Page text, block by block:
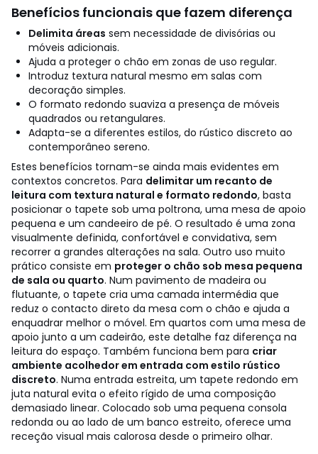
Benefícios funcionais que fazem diferença
Delimita áreas sem necessidade de divisórias ou
móveis adicionais.
Ajuda a proteger o chão em zonas de uso regular.
Introduz textura natural mesmo em salas com
decoração simples.
O formato redondo suaviza a presença de móveis
quadrados ou retangulares.
Adapta-se a diferentes estilos, do rústico discreto ao
contemporâneo sereno.
Estes benefícios tornam-se ainda mais evidentes em
contextos concretos. Para delimitar um recanto de
leitura com textura natural e formato redondo, basta
posicionar o tapete sob uma poltrona, uma mesa de apoio
pequena e um candeeiro de pé. O resultado é uma zona
visualmente definida, confortável e convidativa, sem
recorrer a grandes alterações na sala. Outro uso muito
prático consiste em proteger o chão sob mesa pequena
de sala ou quarto. Num pavimento de madeira ou
flutuante, o tapete cria uma camada intermédia que
reduz o contacto direto da mesa com o chão e ajuda a
enquadrar melhor o móvel. Em quartos com uma mesa de
apoio junto a um cadeirão, este detalhe faz diferença na
leitura do espaço. Também funciona bem para criar
ambiente acolhedor em entrada com estilo rústico
discreto. Numa entrada estreita, um tapete redondo em
juta natural evita o efeito rígido de uma composição
demasiado linear. Colocado sob uma pequena consola
redonda ou ao lado de um banco estreito, oferece uma
receção visual mais calorosa desde o primeiro olhar.